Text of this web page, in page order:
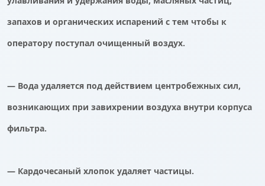
запахов и органических испарений с тем чтобы к
оператору поступал очищенный воздух.
— Вода удаляется под действием центробежных сил,
возникающих при завихрении воздуха внутри корпуса
фильтра.
— Кардочесаный хлопок удаляет частицы.